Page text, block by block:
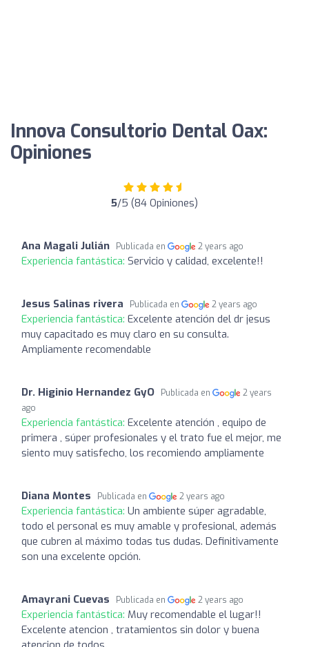
Innova Consultorio Dental Oax:
Opiniones
5/5 (84 Opiniones)
Ana Magali Julián Publicada en 2 years ago
Experiencia fantástica: Servicio y calidad, excelente!!
Jesus Salinas rivera Publicada en 2 years ago
Experiencia fantástica: Excelente atención del dr jesus
muy capacitado es muy claro en su consulta.
Ampliamente recomendable
Dr. Higinio Hernandez GyO Publicada en
2 years
ago
Experiencia fantástica: Excelente atención , equipo de
primera , súper profesionales y el trato fue el mejor, me
siento muy satisfecho, los recomiendo ampliamente
Diana Montes Publicada en 2 years ago
Experiencia fantástica: Un ambiente súper agradable,
todo el personal es muy amable y profesional, además
que cubren al máximo todas tus dudas. Definitivamente
son una excelente opción.
Amayrani Cuevas Publicada en 2 years ago
Experiencia fantástica: Muy recomendable el lugar!!
Excelente atencion , tratamientos sin dolor y buena